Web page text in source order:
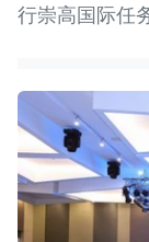
行崇高国际任